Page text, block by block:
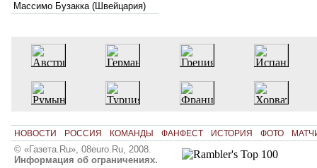
Массимо Бузакка (Швейцария)
НОВОСТИ РОССИЯ КОМАНДЫ ФАНФЕСТ ИСТОРИЯ ФОТО
© «Газета.Ru», 08euro.Ru, 2008.
Информация об ограничениях.